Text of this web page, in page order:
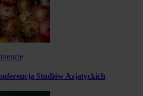
Studiów Azjatyckich